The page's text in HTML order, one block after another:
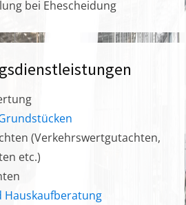
bei Ehescheidung
(Verkehrswertgutachten,
etc.)
Hauskaufberatung